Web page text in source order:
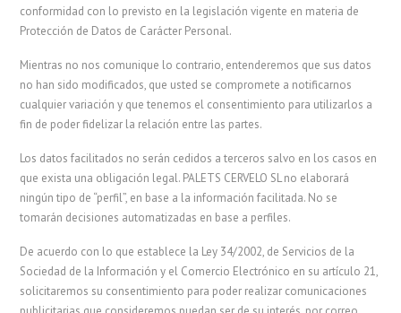
conformidad con lo previsto en la legislación vigente en materia de
Protección de Datos de Carácter Personal.
Mientras no nos comunique lo contrario, entenderemos que sus datos
no han sido modificados, que usted se compromete a notificarnos
cualquier variación y que tenemos el consentimiento para utilizarlos a
fin de poder fidelizar la relación entre las partes.
Los datos facilitados no serán cedidos a terceros salvo en los casos en
que exista una obligación legal. PALETS CERVELO SL no elaborará
ningún tipo de “perfil”, en base a la información facilitada. No se
tomarán decisiones automatizadas en base a perfiles.
De acuerdo con lo que establece la Ley 34/2002, de Servicios de la
Sociedad de la Información y el Comercio Electrónico en su artículo 21,
solicitaremos su consentimiento para poder realizar comunicaciones